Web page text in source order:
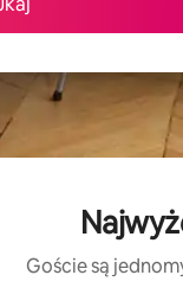
Goście są